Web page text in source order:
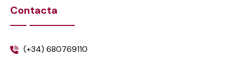
Contacta
(+34) 680769110